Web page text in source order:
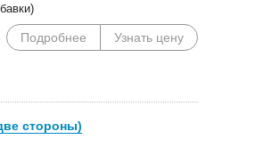
Подробнее Узнать цену
стороны)